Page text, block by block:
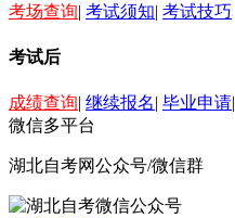
考场查询| 考试须知| 考试技巧
考试后
成绩查询| 继续报名| 毕业申请|
微信多平台
湖北自考网公众号/微信群